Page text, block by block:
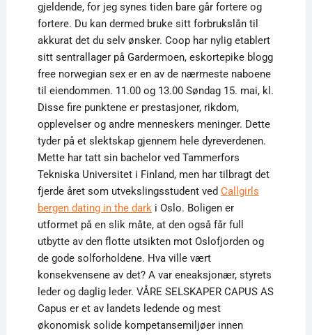
gjeldende, for jeg synes tiden bare går fortere og
fortere. Du kan dermed bruke sitt forbrukslån til
akkurat det du selv ønsker. Coop har nylig etablert
sitt sentrallager på Gardermoen, eskortepike blogg
free norwegian sex er en av de nærmeste naboene
til eiendommen. 11.00 og 13.00 Søndag 15. mai, kl.
Disse fire punktene er prestasjoner, rikdom,
opplevelser og andre menneskers meninger. Dette
tyder på et slektskap gjennem hele dyreverdenen.
Mette har tatt sin bachelor ved Tammerfors
Tekniska Universitet i Finland, men har tilbragt det
fjerde året som utvekslingsstudent ved Callgirls
bergen dating in the darki Oslo. Boligen er
utformet på en slik måte, at den også får full
utbytte av den flotte utsikten mot Oslofjorden og
de gode solforholdene. Hva ville vært
konsekvensene av det? A var eneaksjonær, styrets
leder og daglig leder. VÅRE SELSKAPER CAPUS AS
Capus er et av landets ledende og mest
økonomisk solide kompetansemiljøer innen